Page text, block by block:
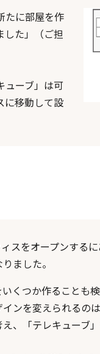
たに部屋を作
した」（ご担
ューブ」は可
に移動して設
スをオープンする
ました。
くつか作ることも
ンを変えられるの
、「テレキューブ